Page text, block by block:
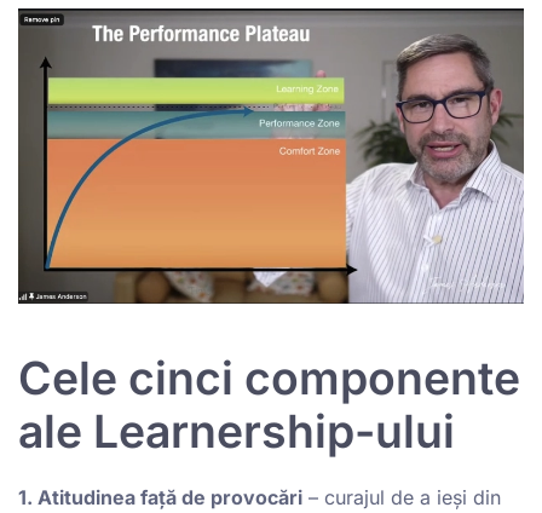
Cele cinci componente
ale Learnership-ului
1. Atitudinea față de provocări – curajul de a ieși din